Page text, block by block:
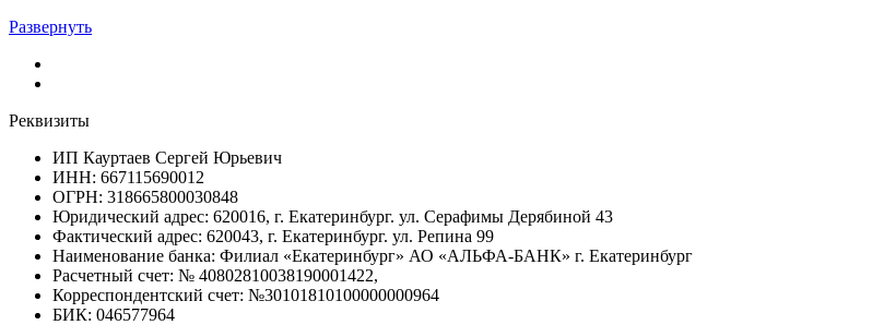
Развернуть
Реквизиты
ИП Кауртаев Сергей Юрьевич
ИНН: 667115690012
ОГРН: 318665800030848
Юридический адрес: 620016, г. Екатеринбург. ул. Серафимы Дерябиной 43
Фактический адрес: 620043, г. Екатеринбург. ул. Репина 99
Наименование банка: Филиал «Екатеринбург» АО «АЛЬФА-БАНК» г. Екатеринбург
Расчетный счет: № 40802810038190001422,
Корреспондентский счет: №30101810100000000964
БИК: 046577964